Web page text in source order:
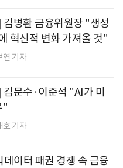
병환 금융위원장 "생성
혁신적 변화 가져올 것"
연 기자
문수·이준석 "AI가 미
"
호 기자
이터 패권 경쟁 속 금융